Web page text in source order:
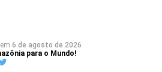
em 6 de agosto de 2026
para o Mundo!